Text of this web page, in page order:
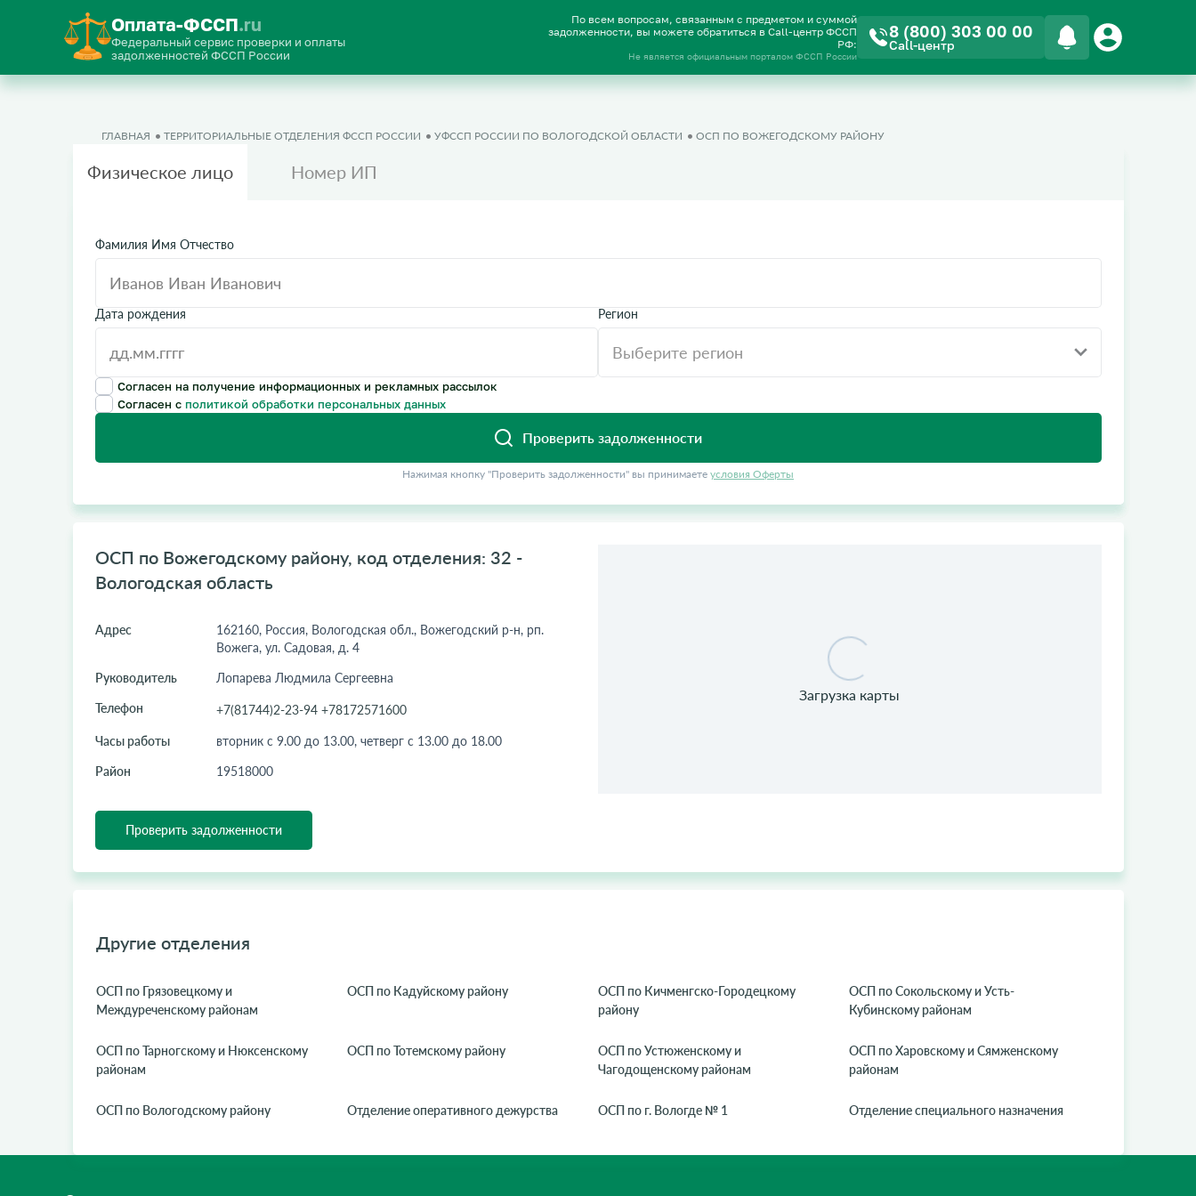
Оплата-ФССП.ru
Федеральный сервис проверки и оплаты
задолженностей ФССП России
По всем вопросам, связанным с предметом и суммой
задолженности, вы можете обратиться в Call-центр ФССП
РФ:
Не является официальным порталом ФССП России
8 (800) 303 00 00
Call-центр
ГЛАВНАЯ ТЕРРИТОРИАЛЬНЫЕ ОТДЕЛЕНИЯ ФССП РОССИИ УФССП РОССИИ ПО ВОЛОГОДСКОЙ ОБЛАСТИ ОСП ПО ВОЖЕГОДСКОМУ РАЙОНУ
Физическое лицо Номер ИП
Фамилия Имя Отчество
Дата рождения Регион
Согласен на получение информационных и рекламных рассылок
Согласен с политикой обработки персональных данных
Проверить задолженности
Нажимая кнопку "Проверить задолженности" вы принимаете условия Оферты
ОСП по Вожегодскому району, код отделения: 32 -
Вологодская область
Адрес
162160, Россия, Вологодская обл., Вожегодский р-н, рп.
Вожега, ул. Садовая, д. 4
Руководитель
Лопарева Людмила Сергеевна
Телефон
+7(81744)2-23-94 +78172571600
Часы работы
вторник с 9.00 до 13.00, четверг с 13.00 до 18.00
Район
19518000
Проверить задолженности
Другие отделения
ОСП по Грязовецкому и
Междуреченскому районам
ОСП по Кадуйскому району
ОСП по Кичменгско-Городецкому
району
ОСП по Сокольскому и Усть-
Кубинскому районам
ОСП по Тарногскому и Нюксенскому
районам
ОСП по Тотемскому району
ОСП по Устюженскому и
Чагодощенскому районам
ОСП по Харовскому и Сямженскому
районам
ОСП по Вологодскому району Отделение оперативного дежурства ОСП по г. Вологде № 1 Отделение специального назначения